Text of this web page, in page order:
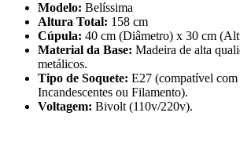
Modelo: Belíssima
Altura Total: 158 cm
Cúpula: 40 cm (Diâmetro) x 30 cm
Material da Base: Madeira de alta
metálicos.
Tipo de Soquete: E27 (compatível
Incandescentes ou Filamento).
Voltagem: Bivolt (110v/220v).